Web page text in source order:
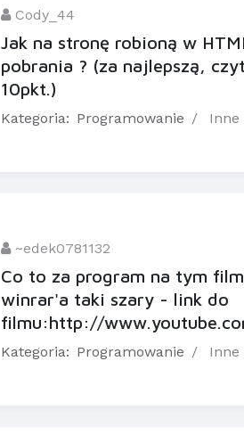
Cody_44
Jak na stronę robioną w
pobrania ? (za najlepszą,
10pkt.)
Kategoria: Programowanie Inne
~edek0781132
Co to za program na tym
winrar'a taki szary - link do
filmu:http://
Kategoria: Programowanie Inne